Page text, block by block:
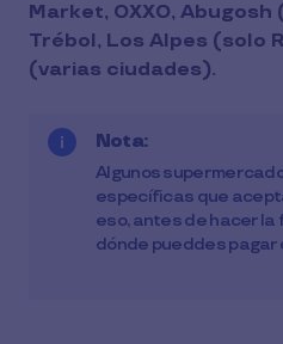
Market, OXXO,
Trébol, Los Alpes (solo
(varias ciudades).
Nota:
Algunos
específicas que
eso, antes de hacer
dónde pueddes pagar